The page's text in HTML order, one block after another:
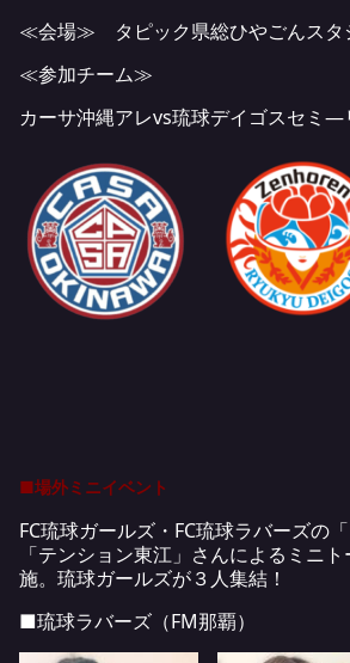
≪会場≫ タピック県総ひやごんスタ
≪参加チーム≫
カーサ沖縄アレvs琉球デイゴスセミ―
■場外ミニイベント
FC琉球ガールズ・FC琉球ラバーズの「
「テンション東江」さんによるミニ
施。琉球ガールズが３人集結！
■琉球ラバーズ （FM那覇）